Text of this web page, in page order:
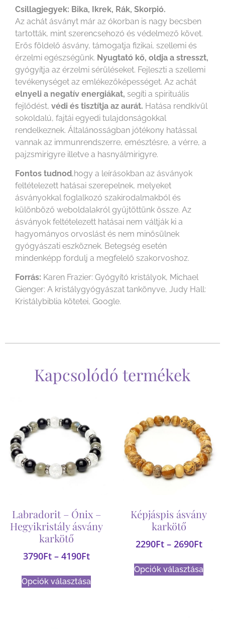
Csillagjegyek: Bika, Ikrek, Rák, Skorpió.
Az achát ásványt már az ókorban is nagy becsben
tartották, mint szerencsehozó és védelmező követ.
Erős földelő ásvány, támogatja fizikai, szellemi és
érzelmi egészségünk. Nyugtató kő, oldja a stresszt,
gyógyítja az érzelmi sérüléseket. Fejleszti a szellemi
tevékenységet az emlékezőképességet. Az achát
elnyeli a negatív energiákat, segíti a spirituális
fejlődést, védi és tisztítja az aurát. Hatása rendkívül
sokoldalú, fajtái egyedi tulajdonságokkal
rendelkeznek. Általánosságban jótékony hatással
vannak az immunrendszerre, emésztésre, a vérre, a
pajzsmirigyre illetve a hasnyálmirigyre.
Fontos tudnod,hogy a leírásokban az ásványok
feltételezett hatásai szerepelnek, melyeket
ásványokkal foglalkozó szakirodalmakból és
különböző weboldalakról gyűjtöttünk össze. Az
ásványok feltételezett hatásai nem váltják ki a
hagyományos orvoslást és nem minősülnek
gyógyászati eszköznek. Betegség esetén
mindenképp fordulj a megfelelő szakorvoshoz.
Forrás: Karen Frazier: Gyógyító kristályok, Michael
Gienger: A kristálygyógyászat tankönyve, Judy Hall:
Kristálybiblia kötetei, Google.
Kapcsolódó termékek
Labradorit – Ónix –
Hegyikristály ásvány
karkötő
3790Ft – 4190Ft
Opciók választása
Képjáspis ásvány
karkötő
2290Ft – 2690Ft
Opciók választása